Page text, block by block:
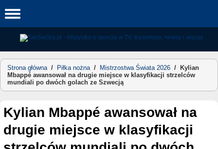
to
Strona główna/ Piłka nożna/ Mistrzostwa Świata 2026 /
Kylian
Mbappé awansował na drugie miejsce w klasyfikacji strzelców
mundiali po dwóch golach ze Szwecją
Kylian Mbappé awansował na
drugie miejsce w klasyfikacji